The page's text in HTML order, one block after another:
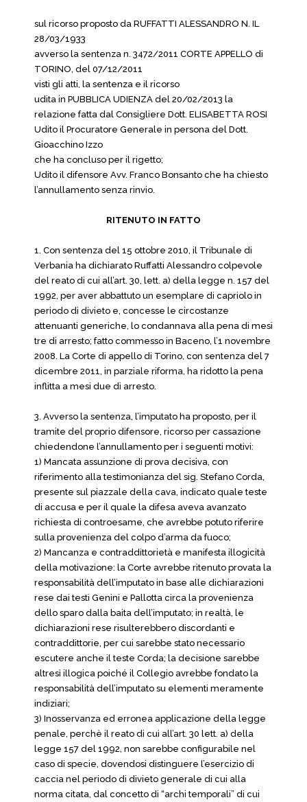
sul ricorso proposto da RUFFATTI ALESSANDRO N. IL
28/03/1933
avverso la sentenza n. 3472/2011 CORTE APPELLO di
TORINO, del 07/12/2011
visti gli atti, la sentenza e il ricorso
udita in PUBBLICA UDIENZA del 20/02/2013 la
relazione fatta dal Consigliere Dott. ELISABETTA ROSI
Udito il Procuratore Generale in persona del Dott.
Gioacchino Izzo
che ha concluso per il rigetto;
Udito il difensore Avv. Franco Bonsanto che ha chiesto
l’annullamento senza rinvio.
RITENUTO IN FATTO
1. Con sentenza del 15 ottobre 2010, il Tribunale di
Verbania ha dichiarato Ruffatti Alessandro colpevole
del reato di cui all’art. 30, lett. a) della legge n. 157 del
1992, per aver abbattuto un esemplare di capriolo in
periodo di divieto e, concesse le circostanze
attenuanti generiche, lo condannava alla pena di mesi
tre di arresto; fatto commesso in Baceno, l’1 novembre
2008. La Corte di appello di Torino, con sentenza del 7
dicembre 2011, in parziale riforma, ha ridotto la pena
inflitta a mesi due di arresto.
3. Avverso la sentenza, l’imputato ha proposto, per il
tramite del proprio difensore, ricorso per cassazione
chiedendone l’annullamento per i seguenti motivi:
1) Mancata assunzione di prova decisiva, con
riferimento alla testimonianza del sig. Stefano Corda,
presente sul piazzale della cava, indicato quale teste
di accusa e per il quale la difesa aveva avanzato
richiesta di controesame, che avrebbe potuto riferire
sulla provenienza del colpo d’arma da fuoco;
2) Mancanza e contraddittorietà e manifesta illogicità
della motivazione: la Corte avrebbe ritenuto provata la
responsabilità dell’imputato in base alle dichiarazioni
rese dai testi Genini e Pallotta circa la provenienza
dello sparo dalla baita dell’imputato; in realtà, le
dichiarazioni rese risulterebbero discordanti e
contraddittorie, per cui sarebbe stato necessario
escutere anche il teste Corda; la decisione sarebbe
altresì illogica poiché il Collegio avrebbe fondato la
responsabilità dell’imputato su elementi meramente
indiziari;
3) Inosservanza ed erronea applicazione della legge
penale, perchè il reato di cui all’art. 30 lett. a) della
legge 157 del 1992, non sarebbe configurabile nel
caso di specie, dovendosi distinguere l’esercizio di
caccia nel periodo di divieto generale di cui alla
norma citata, dal concetto di “archi temporali” di cui